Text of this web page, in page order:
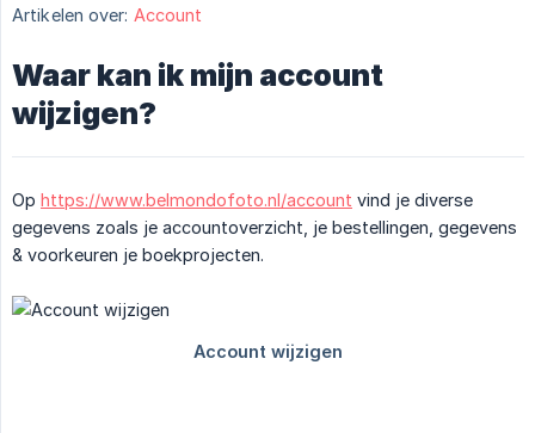
Artikelen over: Account
Waar kan ik mijn account
wijzigen?
Op https://www.belmondofoto.nl/account vind je diverse
gegevens zoals je accountoverzicht, je bestellingen, gegevens
& voorkeuren je boekprojecten.